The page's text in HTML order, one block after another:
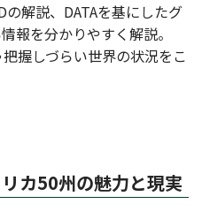
の解説、DATAを基にしたグ
報を分かりやすく解説。
握しづらい世界の状況をこ
カ50州の魅力と現実